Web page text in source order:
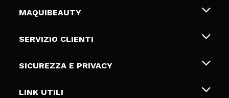
MAQUIBEAUTY
Chi siamo
Gift Cards
SERVIZIO CLIENTI
Spedizioni & Resi
Metodi di pagamamento
SICUREZZA E PRIVACY
Termini e condizioni
LINK UTILI